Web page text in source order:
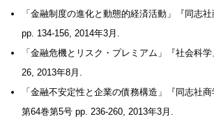
「金融制度の進化と動態的経済活動」『同志
pp. 134-156, 2014年3月.
「金融危機とリスク・プレミアム」『社会科
26, 2013年8月.
「金融不安定性と企業の債務構造」『同志社商
第64巻第5号 pp. 236-260, 2013年3月.